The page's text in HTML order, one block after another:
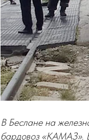
В Беслане на
бардовоз «КАМАЗ». В